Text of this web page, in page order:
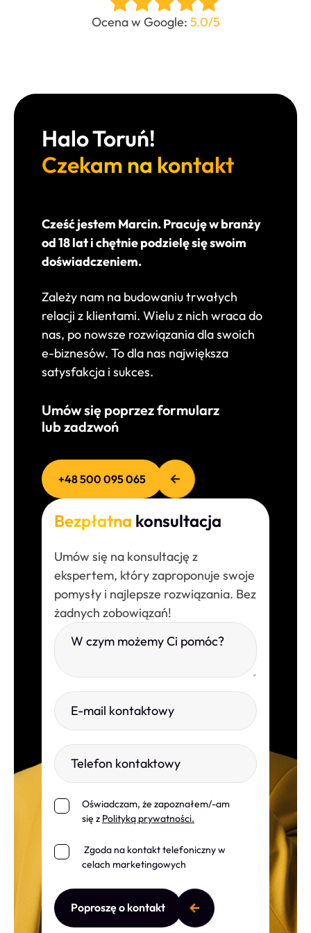
Ocena w Google: 5.0/5
Halo Toruń!
Czekam na kontakt
Cześć jestem Marcin. Pracuję w branży
od 18 lat i chętnie podzielę się swoim
doświadczeniem.
Zależy nam na budowaniu trwałych
relacji z klientami. Wielu z nich wraca do
nas, po nowsze rozwiązania dla swoich
e-biznesów. To dla nas największa
satysfakcja i sukces.
Umów się poprzez formularz
lub zadzwoń
+48 500 095 065
Bezpłatna konsultacja
Umów się na konsultację z
ekspertem, który zaproponuje swoje
pomysły i najlepsze rozwiązania. Bez
żadnych zobowiązań!
Please leave this field empty.
W czym możemy Ci pomóc?
E-mail kontaktowy
Telefon kontaktowy
Oświadczam, że zapoznałem/-am
się z Polityką prywatności.
moich danych osobowych przez
"Avangardo sp. z o.o." w celu i w
obsługi niniejszego zgłoszenia.
Zapoznałem się z treścią informacji
o sposobie przetwarzania Moich
Zgoda na kontakt telefoniczny w
celach marketingowych
moich danych osobowych przez
"Avangardo sp. z o.o." w celu i w
zakresie niezbędnym do realizacji
Poproszę o kontakt